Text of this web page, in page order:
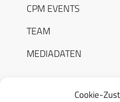
Cookie-
CPM EVENTS
TEAM
MEDIADATEN